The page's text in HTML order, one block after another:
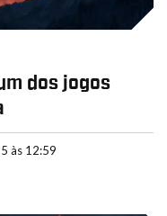
dos jogos
às 12:59